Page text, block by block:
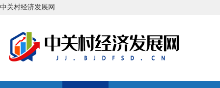
中关村经济发展网